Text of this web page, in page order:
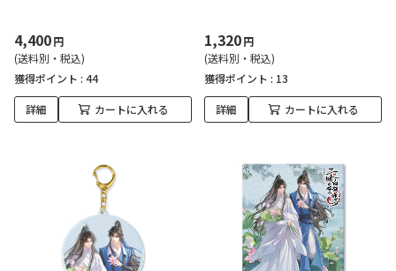
4,400円
(送料別・税込)
獲得ポイント : 44
詳細 カートに入れる
1,320円
(送料別・税込)
獲得ポイント : 13
詳細 カートに入れる